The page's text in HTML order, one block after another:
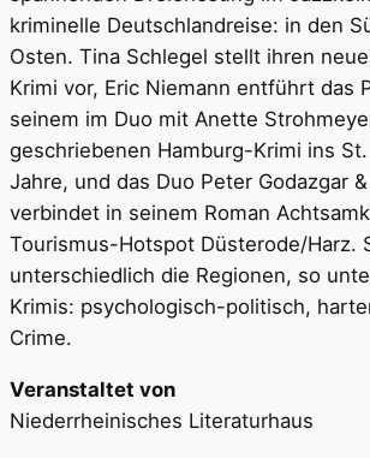
kriminelle Deutschlandreise: in den
Osten. Tina Schlegel stellt ihren
Krimi vor, Eric Niemann entführt das
seinem im Duo mit Anette
geschriebenen Hamburg-Krimi ins
Jahre, und das Duo Peter Godazgar
verbindet in seinem Roman
Tourismus-Hotspot Düsterode/Harz.
unterschiedlich die Regionen, so
Krimis: psychologisch-politisch,
Crime.
Veranstaltet von
Niederrheinisches Literaturhaus